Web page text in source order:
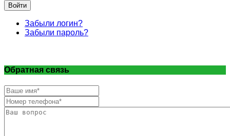
Войти
Забыли логин?
Забыли пароль?
Обратная связь